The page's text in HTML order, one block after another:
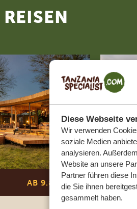
Diese Webseite
Wir verwenden
soziale Medien
analysieren.
Website an unsere
Partner führen diese
die Sie ihnen
gesammelt haben.
AB 9.880 € *
12